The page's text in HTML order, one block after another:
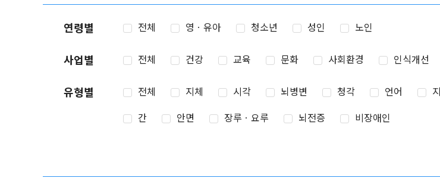
연령별 전체 영ㆍ유아 청소년 성인 노인
사업별 전체 건강 교육 문화 사회환경 인식개선
유형별 전체 지체 시각 뇌병변 청각 언어
간
안면 장루ㆍ요루 뇌전증 비장애인